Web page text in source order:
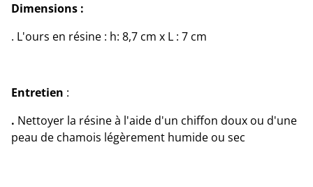
Dimensions :
. L'ours en résine : h: 8,7 cm x L : 7 cm
Entretien :
. Nettoyer la résine à l'aide d'un chiffon doux ou d'une
peau de chamois légèrement humide ou sec